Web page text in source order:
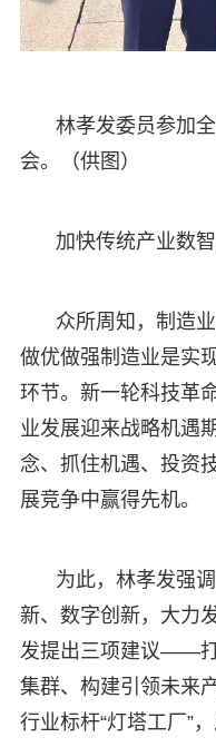
林孝发委员参加
会。（供图）
加快传统产业数
众所周知，制造
做优做强制造业是实
环节。新一轮科技革
业发展迎来战略机遇
念、抓住机遇、投资
展竞争中赢得先机。
为此，林孝发强
新、数字创新，大力
发提出三项建议——
集群、构建引领未来
行业标杆“灯塔工厂”